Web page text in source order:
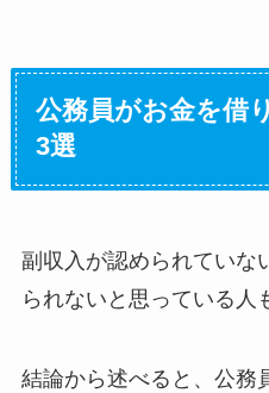
公務員がお金を借
3選
副収入が認められていな
られないと思っている人
結論から述べると、公務